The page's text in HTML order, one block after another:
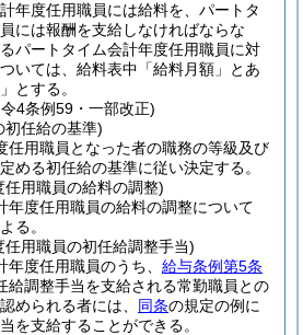
年度任用職員には給料を、パートタ
には報酬を支給しなければならな
パートタイム会計年度任用職員に対
いては、給料表中「給料月額」とあ
とする。
4条例59・一部改正)
初任給の基準)
任用職員となった者の職務の等級及び
める初任給の基準に従い決定する。
用職員の給料の調整)
年度任用職員の給料の調整について
る。
用職員の初任給調整手当)
年度任用職員のうち、 給与条例第5条
給調整手当を支給される常勤職員との
められる者には、 同条の規定の例に
を支給することができる。